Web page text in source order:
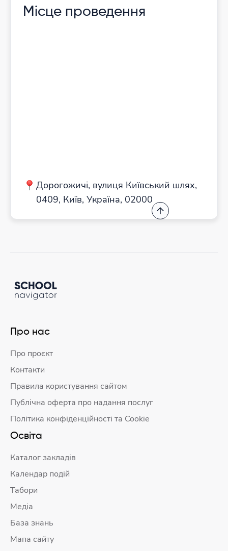
Місце проведення
Дорогожичі, вулиця Київський шлях,
0409, Київ, Україна, 02000
Про нас
Про проєкт
Контакти
Правила користування сайтом
Публічна оферта про надання послуг
Політика конфіденційності та Cookie
Освіта
Каталог закладів
Календар подій
Табори
Медіа
База знань
Мапа сайту